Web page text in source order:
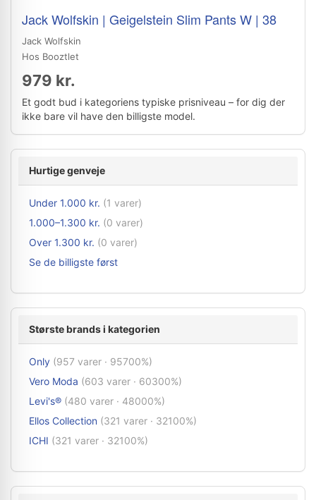
Jack Wolfskin | Geigelstein Slim Pants W | 38
Jack Wolfskin
Hos Booztlet
979 kr.
Et godt bud i kategoriens typiske prisniveau – for dig der
ikke bare vil have den billigste model.
Hurtige genveje
Under 1.000 kr. (1 varer)
1.000–1.300 kr. (0 varer)
Over 1.300 kr. (0 varer)
Se de billigste først
Største brands i kategorien
Only (957 varer · 95700%)
Vero Moda (603 varer · 60300%)
Levi's® (480 varer · 48000%)
Ellos Collection (321 varer · 32100%)
ICHI (321 varer · 32100%)